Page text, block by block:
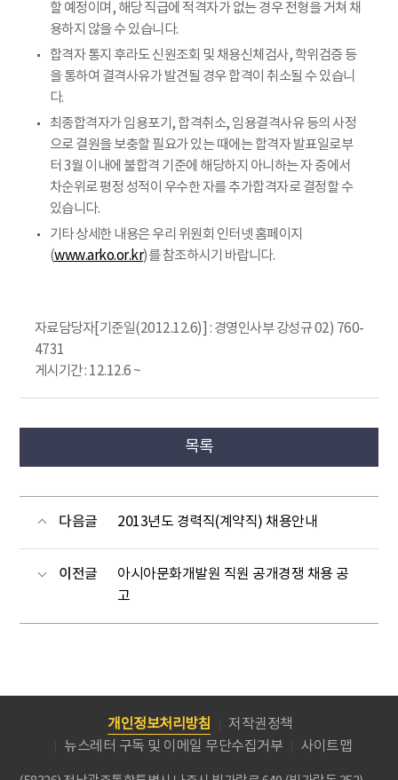
할 예정이며, 해당 직급에 적격자가 없는 경우 전형을 거쳐 채
용하지 않을 수 있습니다.
합격자 통지 후라도 신원조회 및 채용신체검사, 학위검증 등
을 통하여 결격사유가 발견될 경우 합격이 취소될 수 있습니
다.
최종합격자가 임용포기, 합격취소, 임용결격사유 등의 사정
으로 결원을 보충할 필요가 있는 때에는 합격자 발표일로부
터 3월 이내에 불합격 기준에 해당하지 아니하는 자 중에서
차순위로 평정 성적이 우수한 자를 추가합격자로 결정할 수
있습니다.
기타 상세한 내용은 우리 위원회 인터넷 홈페이지
(www.arko.or.kr)를 참조하시기 바랍니다.
자료담당자[기준일(2012.12.6)] : 경영인사부 강성규 02) 760-
4731
게시기간 : 12.12.6 ~
목록
다음글 2013년도 경력직(계약직) 채용안내
이전글
아시아문화개발원 직원 공개경쟁 채용 공
고
개인정보처리방침
저작권정책
뉴스레터 구독 및 이메일 무단수집거부
사이트맵